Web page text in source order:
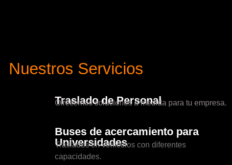
Nuestros Servicios
Traslado de Personal
Ofrecemos soluciones a medida para tu empresa.
Buses de acercamiento para
Universidades
Traslados en vehículos con diferentes
capacidades.